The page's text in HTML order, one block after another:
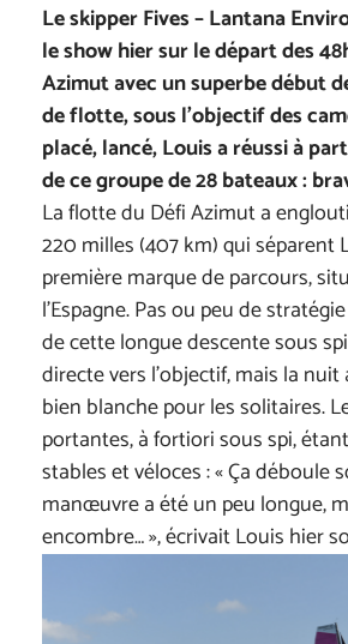
Le skipper Fives – Lantana
le show hier sur le départ des
Azimut avec un superbe début
de flotte, sous l’objectif des
placé, lancé, Louis a réussi à
de ce groupe de 28 bateaux :
La flotte du Défi Azimut a
220 milles (407 km) qui séparent
première marque de parcours,
l’Espagne. Pas ou peu de
de cette longue descente sous
directe vers l’objectif, mais la
bien blanche pour les solitaires.
portantes, à fortiori sous spi,
stables et véloces : « Ça déboule
manœuvre a été un peu longue,
encombre… », écrivait Louis hier